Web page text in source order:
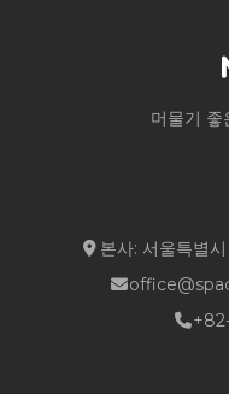
머물기 좋
본사: 서울특별